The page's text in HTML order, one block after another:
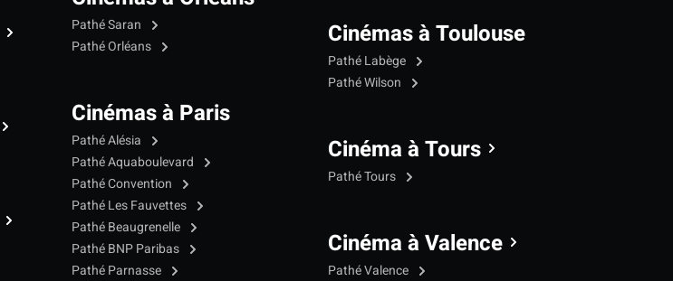
Pathé Saran
Pathé Orléans
Cinémas à Paris
Pathé Alésia
Pathé Aquaboulevard
Pathé Convention
Pathé Les Fauvettes
Pathé Beaugrenelle
Pathé BNP Paribas
Pathé Parnasse
Cinémas à Toulouse
Pathé Labège
Pathé Wilson
Cinéma à Tours
Pathé Tours
Cinéma à Valence
Pathé Valence